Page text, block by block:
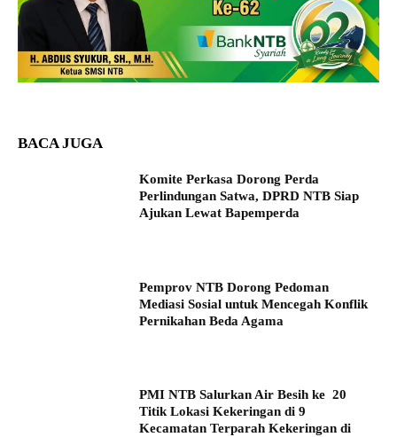
BACA JUGA
Komite Perkasa Dorong Perda
Perlindungan Satwa, DPRD NTB Siap
Ajukan Lewat Bapemperda
Pemprov NTB Dorong Pedoman
Mediasi Sosial untuk Mencegah Konflik
Pernikahan Beda Agama
PMI NTB Salurkan Air Besih ke 20
Titik Lokasi Kekeringan di 9
Kecamatan Terparah Kekeringan di